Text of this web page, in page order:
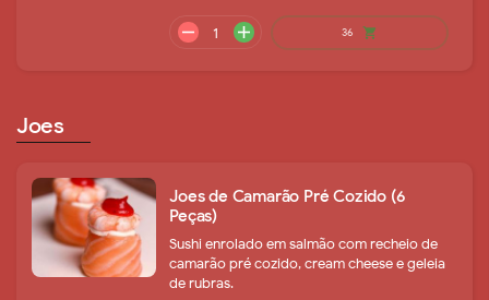
remove
Joes
Joes de Camarão Pré Cozido (6
Peças)
Sushi enrolado em salmão com recheio de
camarão pré cozido, cream cheese e geleia
de rubras.